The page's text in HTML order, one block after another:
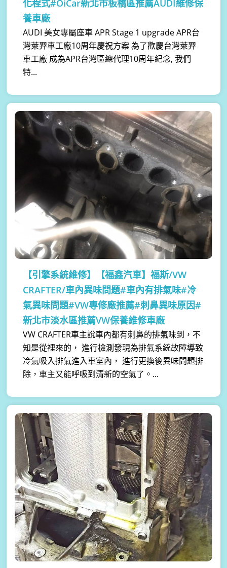
化程式#OiCar新北市板橋區推薦AUDI維修保
養車廠
AUDI 美女專屬座車 APR Stage 1 upgrade APR台
灣萊羿車工廠10周年慶祝方案 為了歡慶台灣萊羿
車工廠 成為APR台灣區總代理10周年紀念, 我們
特...
【引擎系統維修】
【福鑫汽車】福斯/VW
CRAFTER/車內異味問題#車內有排氣味#冷
氣異味問題#VW專修廠推薦#刺鼻異味原因#
新北市淡水區推薦VW保養維修車廠
VW CRAFTER車主說車內都有刺鼻的排氣味到，不
知是從裡來的， 進行檢測發現為排氣系統故障導致
冷氣吸入排氣進入車室內， 進行更換後異味問題排
除，車主又能呼吸到清新的空氣了。...